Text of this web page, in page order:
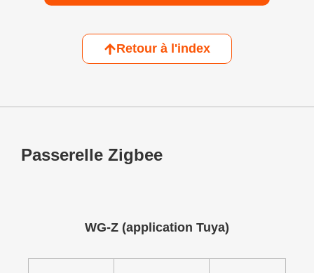
Retour à l'index
Passerelle Zigbee
WG-Z (application Tuya)